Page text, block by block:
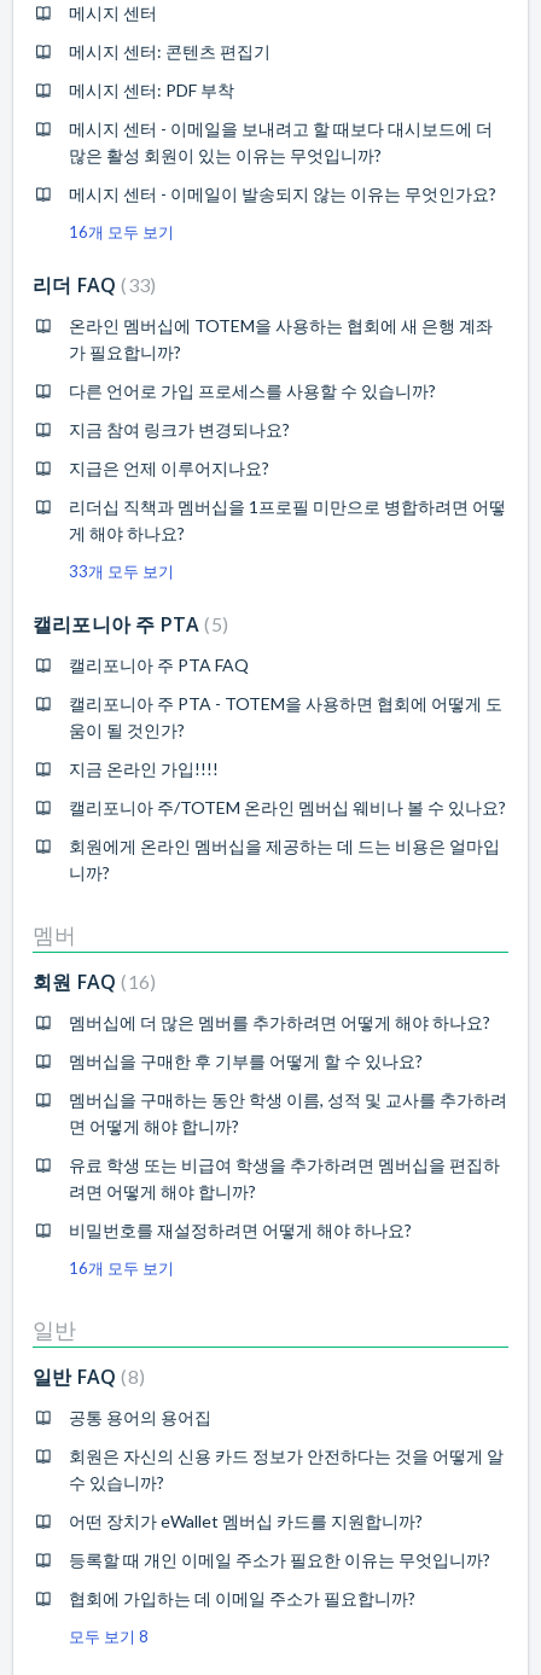
메시지 센터
메시지 센터: 콘텐츠 편집기
메시지 센터: PDF 부착
메시지 센터 - 이메일을 보내려고 할 때보다 대시보드에 더
많은 활성 회원이 있는 이유는 무엇입니까?
메시지 센터 - 이메일이 발송되지 않는 이유는 무엇인가요?
16개 모두 보기
리더 FAQ 33
온라인 멤버십에 TOTEM을 사용하는 협회에 새 은행 계좌
가 필요합니까?
다른 언어로 가입 프로세스를 사용할 수 있습니까?
지금 참여 링크가 변경되나요?
지급은 언제 이루어지나요?
리더십 직책과 멤버십을 1프로필 미만으로 병합하려면 어떻
게 해야 하나요?
33개 모두 보기
캘리포니아 주 PTA 5
캘리포니아 주 PTA FAQ
캘리포니아 주 PTA - TOTEM을 사용하면 협회에 어떻게 도
움이 될 것인가?
지금 온라인 가입!!!!
캘리포니아 주/TOTEM 온라인 멤버십 웨비나 볼 수 있나요?
회원에게 온라인 멤버십을 제공하는 데 드는 비용은 얼마입
니까?
멤버
회원 FAQ 16
멤버십에 더 많은 멤버를 추가하려면 어떻게 해야 하나요?
멤버십을 구매한 후 기부를 어떻게 할 수 있나요?
멤버십을 구매하는 동안 학생 이름, 성적 및 교사를 추가하려
면 어떻게 해야 합니까?
유료 학생 또는 비급여 학생을 추가하려면 멤버십을 편집하
려면 어떻게 해야 합니까?
비밀번호를 재설정하려면 어떻게 해야 하나요?
16개 모두 보기
일반
일반 FAQ 8
공통 용어의 용어집
회원은 자신의 신용 카드 정보가 안전하다는 것을 어떻게 알
수 있습니까?
어떤 장치가 eWallet 멤버십 카드를 지원합니까?
등록할 때 개인 이메일 주소가 필요한 이유는 무엇입니까?
협회에 가입하는 데 이메일 주소가 필요합니까?
모두 보기 8